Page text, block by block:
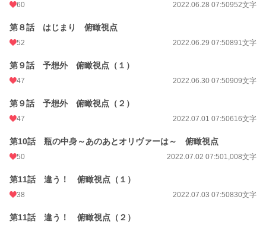
60 2022.06.28 07:50952文字
第８話 はじまり 俯瞰視点
52 2022.06.29 07:50891文字
第９話 予想外 俯瞰視点（１）
47 2022.06.30 07:50909文字
第９話 予想外 俯瞰視点（２）
47 2022.07.01 07:50616文字
第10話 瓶の中身～あのあとオリヴァーは～ 俯瞰視点
50 2022.07.02 07:501,008文字
第11話 違う！ 俯瞰視点（１）
38 2022.07.03 07:50830文字
第11話 違う！ 俯瞰視点（２）